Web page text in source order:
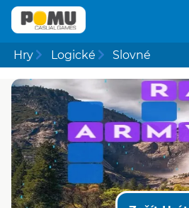
Hry Logické Slovné